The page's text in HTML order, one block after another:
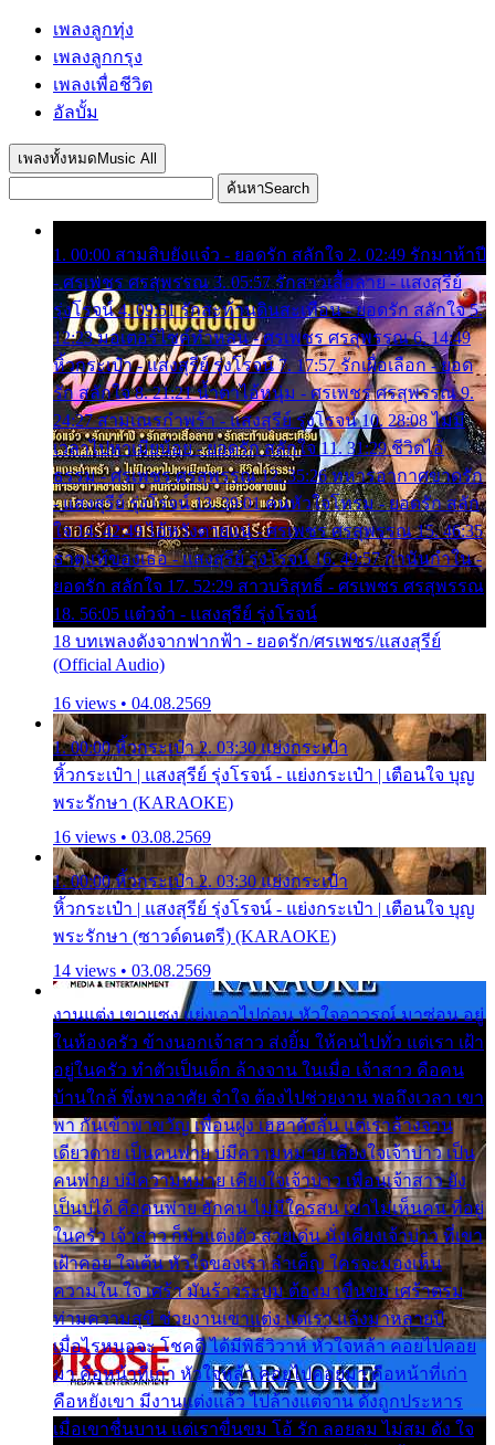
เพลงลูกทุ่ง
เพลงลูกกรุง
เพลงเพื่อชีวิต
อัลบั้ม
เพลงทั้งหมด Music All
ค้นหาSearch
1. 00:00 สามสิบยังแจ๋ว - ยอดรัก สลักใจ 2. 02:49 รักมาห้าปี
- ศรเพชร ศรสุพรรณ 3. 05:57 รักสาวเสื้อลาย - แสงสุรีย์
รุ่งโรจน์ 4. 09:51 รักสะท้านดินสะเทือน - ยอดรัก สลักใจ 5.
12:23 มอเตอร์ไซค์ทำหล่น - ศรเพชร ศรสุพรรณ 6. 14:49
หิ้วกระเป๋า - แสงสุรีย์ รุ่งโรจน์ 7. 17:57 รักเผื่อเลือก - ยอด
รัก สลักใจ 8. 21:21 น้ำตาไอ้หนุ่ม - ศรเพชร ศรสุพรรณ 9.
24:27 สามเณรกำพร้า - แสงสุรีย์ รุ่งโรจน์ 10. 28:08 ไม่มี
เวลาไปหาเมียน้อย - ยอดรัก สลักใจ 11. 31:29 ชีวิตไอ้
ธรรม - ศรเพชร ศรสุพรรณ 12. 35:26 ทหารอากาศขาดรัก
- แสงสุรีย์ รุ่งโรจน์ 13. 39:01 คนหัวใจโทรม - ยอดรัก สลัก
ใจ 14. 42:49 ไอ้หวังตายแน่ - ศรเพชร ศรสุพรรณ 15. 46:35
ธาตุแท้ของเธอ - แสงสุรีย์ รุ่งโรจน์ 16. 49:57 กำนันกำใน -
ยอดรัก สลักใจ 17. 52:29 สาวบริสุทธิ์ - ศรเพชร ศรสุพรรณ
18. 56:05 แต๋วจ๋า - แสงสุรีย์ รุ่งโรจน์
18 บทเพลงดังจากฟากฟ้า - ยอดรัก/ศรเพชร/แสงสุรีย์
(Official Audio)
16 views • 04.08.2569
1. 00:00 หิ้วกระเป๋า 2. 03:30 แย่งกระเป๋า
หิ้วกระเป๋า | แสงสุรีย์ รุ่งโรจน์ - แย่งกระเป๋า | เตือนใจ บุญ
พระรักษา (KARAOKE)
16 views • 03.08.2569
1. 00:00 หิ้วกระเป๋า 2. 03:30 แย่งกระเป๋า
หิ้วกระเป๋า | แสงสุรีย์ รุ่งโรจน์ - แย่งกระเป๋า | เตือนใจ บุญ
พระรักษา (ซาวด์ดนตรี) (KARAOKE)
14 views • 03.08.2569
งานแต่ง เขาแซง แย่งเอาไปก่อน หัวใจอาวรณ์ มาซ่อน อยู่
ในห้องครัว ข้างนอกเจ้าสาว ส่งยิ้ม ให้คนไปทั่ว แต่เรา เฝ้า
อยู่ในครัว ทำตัวเป็นเด็ก ล้างจาน ในเมื่อ เจ้าสาว คือคน
บ้านใกล้ พึ่งพาอาศัย จำใจ ต้องไปช่วยงาน พอถึงเวลา เขา
พา กันเข้าพาขวัญ เพื่อนฝูง เฮฮาดังลั่น แต่เราล้างจาน
เดียวดาย เป็นคนพ่าย บ่มีความหมาย เคียงใจเจ้าบ่าว เป็น
คนพ่าย บ่มีความหมาย เคียงใจเจ้าบ่าว เพื่อนเจ้าสาว ยัง
เป็นบ่ได้ คือคนพ่าย ฮักคน ไม่มีใครสน เขาไม่เห็นคน ที่อยู่
ในครัว เจ้าสาว ก็มัวแต่งตัว สวยเด่น นั่งเคียงเจ้าบ่าว ที่เขา
เฝ้าคอย ใจเต้น หัวใจของเรา ลำเค็ญ ใครจะมองเห็น
ความใน ใจ เศร้า มันร้าวระบม ต้องมาขื่นขม เศร้าตรม
ท่ามความสุขี ช่วยงานเขาแต่ง แต่เรา แล้งมาหลายปี
เมื่อไรหนอจะ โชคดี ได้มีพิธีวิวาห์ หัวใจหล้า คอยไปคอย
มา คือหน้าที่เก่า หัวใจหล้า คอยไปคอยมา คือหน้าที่เก่า
คือหยังเขา มีงานแต่งแล้ว ไปล้างแต่จาน ดั่งถูกประหาร
เมื่อเขาชื่นบาน แต่เราขื่นขม โอ้ รัก ลอยลม ไม่สม ดัง ใจ